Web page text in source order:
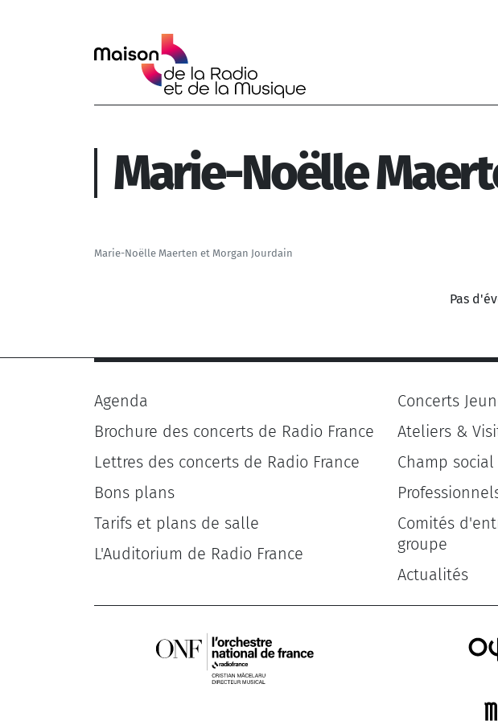
Marie-Noëlle
Marie-Noëlle Maerten et Morgan Jourdain
Pas
Agenda
Brochure des concerts de Radio France
Lettres des concerts de Radio France
Bons plans
Tarifs et plans de salle
L'Auditorium de Radio France
Concerts
Ateliers &
Champ social
Comités
groupe
Actualités